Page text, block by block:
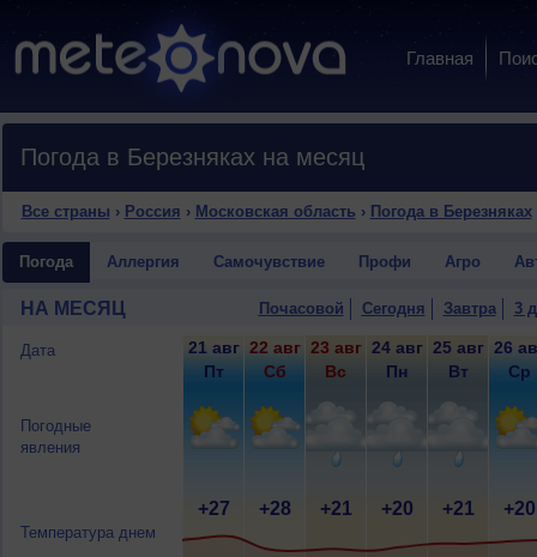
Главная
Погода в Березняках на месяц
Все страны › Россия › Московская область › Погода в Березняках
Погода Аллергия Самочувствие Профи Агро
НА МЕСЯЦ Почасовой Сегодня Завтра 3
Дата
Погодные
явления
Температура днем
21 авг
Пт
+27
22 авг
Сб
+28
23 авг
Вс
+21
24 авг
Пн
+20
25 авг
Вт
+21
26
Ср
+20